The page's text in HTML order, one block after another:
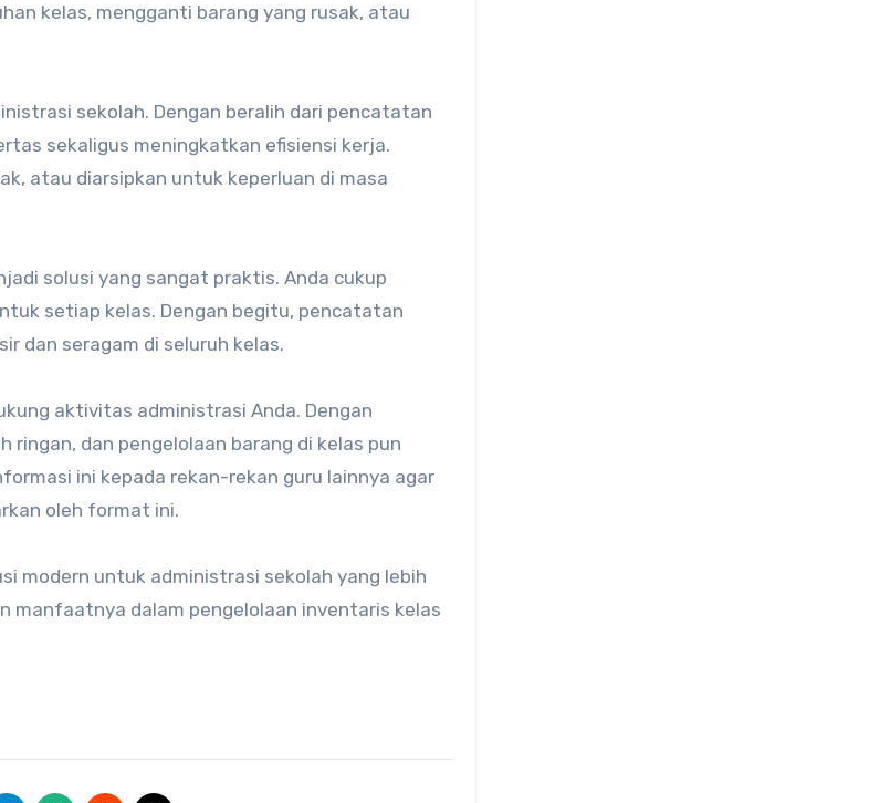
kelas, mengganti barang yang rusak, atau
sekolah. Dengan beralih dari pencatatan
sekaligus meningkatkan efisiensi kerja.
atau diarsipkan untuk keperluan di masa
solusi yang sangat praktis. Anda cukup
setiap kelas. Dengan begitu, pencatatan
dan seragam di seluruh kelas.
aktivitas administrasi Anda. Dengan
ringan, dan pengelolaan barang di kelas pun
ini kepada rekan-rekan guru lainnya agar
oleh format ini.
modern untuk administrasi sekolah yang lebih
manfaatnya dalam pengelolaan inventaris kelas